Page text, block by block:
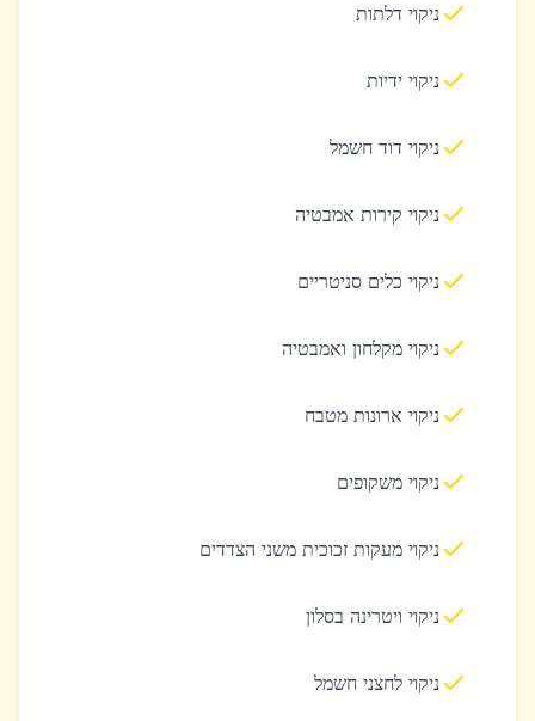
ניקוי דלתות
ניקוי ידיות
ניקוי דוד חשמל
ניקוי קירות אמבטיה
ניקוי כלים סניטריים
ניקוי מקלחון ואמבטיה
ניקוי ארונות מטבח
ניקוי משקופים
ניקוי מעקות זכוכית משני הצדדים
ניקוי ויטרינה בסלון
ניקוי לחצני חשמל